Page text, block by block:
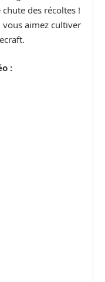
des récoltes !
aimez cultiver
: